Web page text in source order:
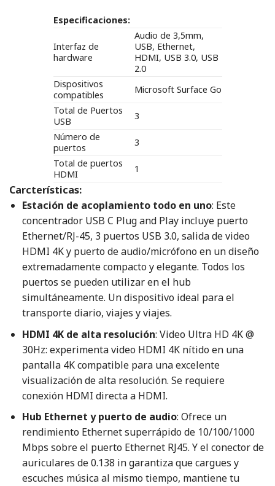
Especificaciones:
Interfaz de
hardware
Audio de 3,5mm,
USB, Ethernet,
HDMI, USB 3.0, USB
2.0
Dispositivos
compatibles
Microsoft Surface Go
Total de Puertos
USB
3
Número de
puertos
3
Total de puertos
HDMI
1
Carcterísticas:
Estación de acoplamiento todo en uno: Este
concentrador USB C Plug and Play incluye puerto
Ethernet/RJ-45, 3 puertos USB 3.0, salida de video
HDMI 4K y puerto de audio/micrófono en un diseño
extremadamente compacto y elegante. Todos los
puertos se pueden utilizar en el hub
simultáneamente. Un dispositivo ideal para el
transporte diario, viajes y viajes.
HDMI 4K de alta resolución: Video Ultra HD 4K @
30Hz: experimenta video HDMI 4K nítido en una
pantalla 4K compatible para una excelente
visualización de alta resolución. Se requiere
conexión HDMI directa a HDMI.
Hub Ethernet y puerto de audio: Ofrece un
rendimiento Ethernet superrápido de 10/100/1000
Mbps sobre el puerto Ethernet RJ45. Y el conector de
auriculares de 0.138 in garantiza que cargues y
escuches música al mismo tiempo, mantiene tu